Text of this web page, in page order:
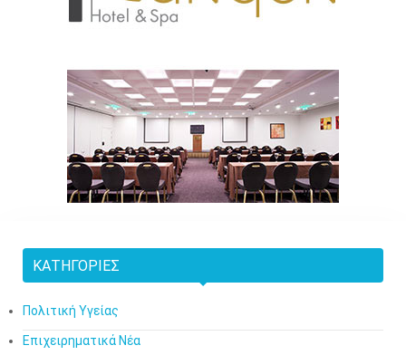
ΚΑΤΗΓΟΡΊΕΣ
Πολιτική Υγείας
Επιχειρηματικά Νέα